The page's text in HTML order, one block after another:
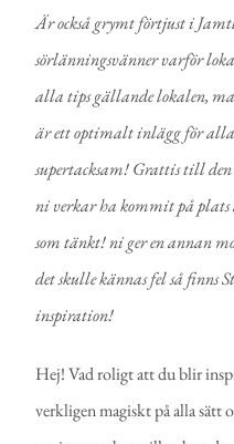
Är också grymt förtjust i
sörlänningsvänner varför
alla tips gällande lokalen,
är ett optimalt inlägg för alla
supertacksam! Grattis till
ni verkar ha kommit på plats
som tänkt! ni ger en annan
det skulle kännas fel så
inspiration!
Hej! Vad roligt att du blir
verkligen magiskt på alla